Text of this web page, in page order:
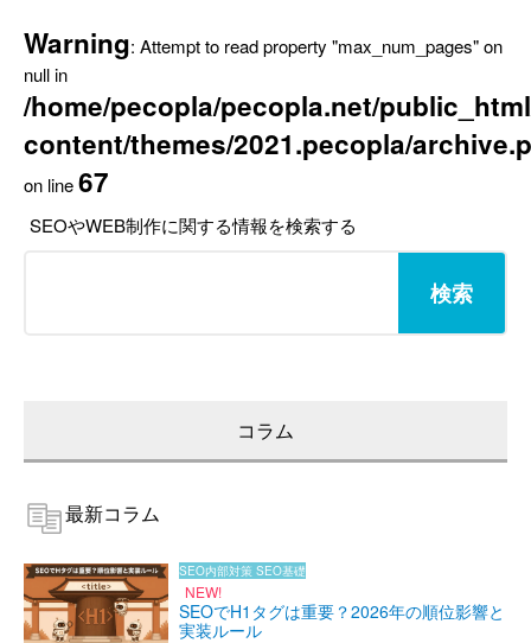
Warning: Attempt to read property "max_num_pages" on
null in
/home/pecopla/pecopla.net/
content/themes/2021.pecopla/
on line67
SEOやWEB制作に関する情報を検索する
コラム
最新コラム
SEO内部対策 SEO基礎
NEW!
SEOでH1タグは重要？2026年の順位影響と
実装ルール